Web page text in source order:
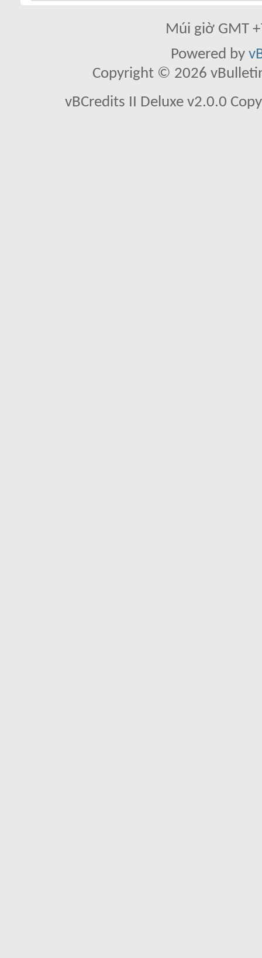
Múi giờ GMT
Powered by
Copyright © 2026
vBCredits II Deluxe v2.0.0